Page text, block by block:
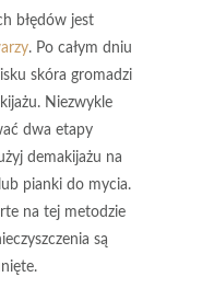
błędów jest
. Po całym dniu
skóra gromadzi
Niezwykle
dwa etapy
demakijażu na
pianki do mycia.
na tej metodzie
są